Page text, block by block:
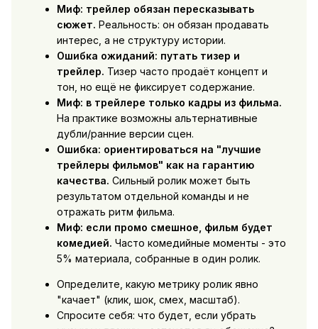
Миф: трейлер обязан пересказывать
сюжет. Реальность: он обязан продавать
интерес, а не структуру истории.
Ошибка ожиданий: путать тизер и
трейлер. Тизер часто продаёт концепт и
тон, но ещё не фиксирует содержание.
Миф: в трейлере только кадры из фильма.
На практике возможны альтернативные
дубли/ранние версии сцен.
Ошибка: ориентироваться на "лучшие
трейлеры фильмов" как на гарантию
качества. Сильный ролик может быть
результатом отдельной команды и не
отражать ритм фильма.
Миф: если промо смешное, фильм будет
комедией. Часто комедийные моменты - это
5% материала, собранные в один ролик.
Определите, какую метрику ролик явно
"качает" (клик, шок, смех, масштаб).
Спросите себя: что будет, если убрать